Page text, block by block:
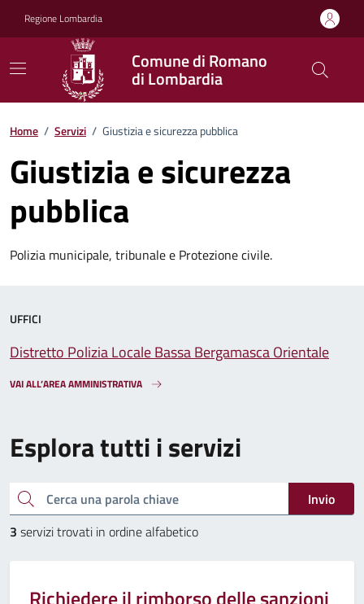
Regione Lombardia
Comune di Romano
di Lombardia
Home / Servizi / Giustizia e sicurezza pubblica
Giustizia e sicurezza
pubblica
Polizia municipale, tribunale e Protezione civile.
Esplora tutti i servizi
Cerca una parola chiave
Invio
3 servizi trovati in ordine alfabetico
UFFICI
Distretto Polizia Locale Bassa Bergamasca Orientale
VAI ALL’AREA AMMINISTRATIVA